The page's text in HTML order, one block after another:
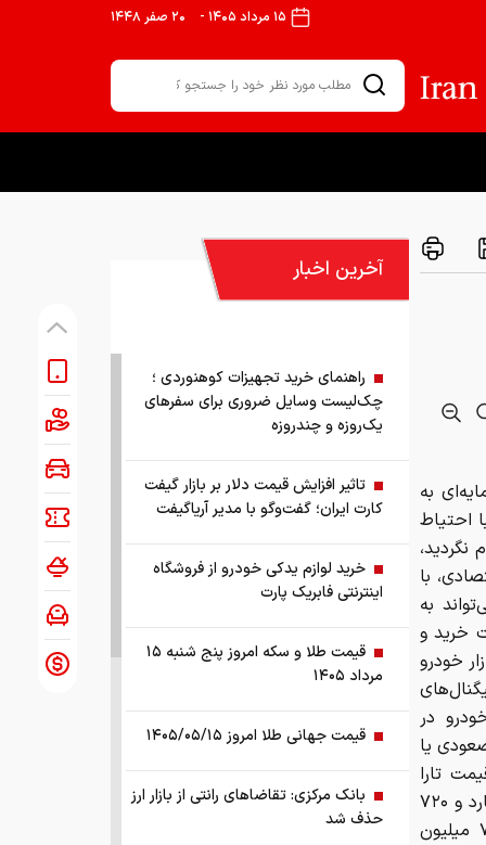
۱۵ مرداد ۱۴۰۵ - ۲۰ صفر ۱۴۴۸
به
احتیاط
با
به
خرید و
خودرو
در
یا
تارا
اتوماتیک V ۴ نسبت به روز گذشته با افزایش ۱۹۵ میلیون تومانی، به ۲ میلیارد و ۷۲۰
میلیون تومان رسید. همچنین، قیمت سورن پلاس (TU ۵ P) افزایش ۷۰ میلیون
آخرین اخبار
راهنمای خرید تجهیزات کوهنوردی ؛
چک‌لیست وسایل ضروری برای سفرهای
یک‌روزه و چندروزه
تاثیر افزایش قیمت دلار بر بازار گیفت
کارت ایران؛ گفت‌وگو با مدیر آریاگیفت
خرید لوازم یدکی خودرو از فروشگاه
اینترنتی فابریک پارت
قیمت طلا و سکه امروز پنج شنبه ۱۵
مرداد ۱۴۰۵
قیمت جهانی طلا امروز ۱۴۰۵/۰۵/۱۵
بانک مرکزی: تقاضا‌های رانتی از بازار ارز
حذف شد